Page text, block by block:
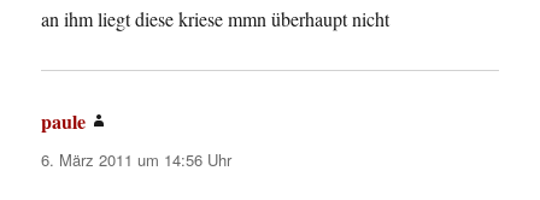
an ihm liegt diese kriese mmn überhaupt nicht
paule
6. März 2011 um 14:56 Uhr